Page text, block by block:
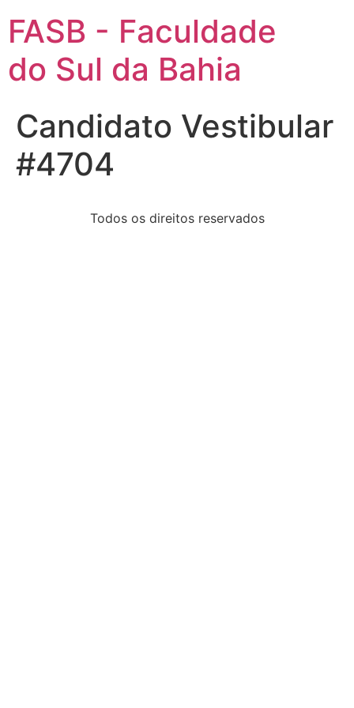
FASB - Faculdade
do Sul da Bahia
Candidato Vestibular
#4704
Todos os direitos reservados